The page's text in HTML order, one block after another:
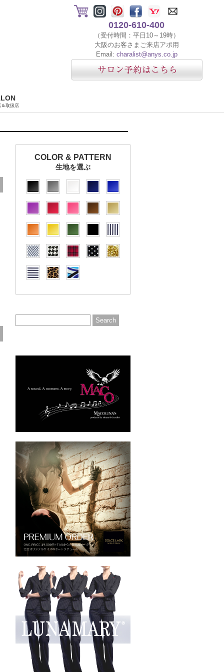
0120-610-400
（受付時間：平日10～19時）
大阪のお客さまご来店アポ用
Email: charalist@anys.co.jp
＆取扱店
COLOR & PATTERN
生地を選ぶ